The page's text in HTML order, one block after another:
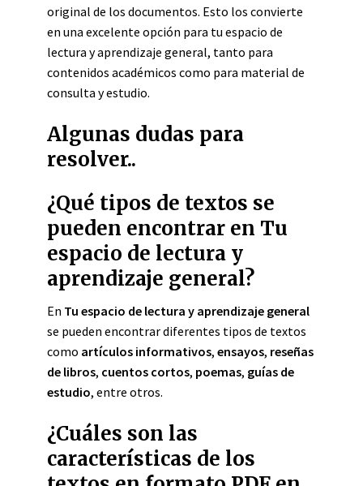
original de los documentos. Esto los convierte
en una excelente opción para tu espacio de
lectura y aprendizaje general, tanto para
contenidos académicos como para material de
consulta y estudio.
Algunas dudas para
resolver..
¿Qué tipos de textos se
pueden encontrar en Tu
espacio de lectura y
aprendizaje general?
En Tu espacio de lectura y aprendizaje general
se pueden encontrar diferentes tipos de textos
como artículos informativos, ensayos, reseñas
de libros, cuentos cortos, poemas, guías de
estudio, entre otros.
¿Cuáles son las
características de los